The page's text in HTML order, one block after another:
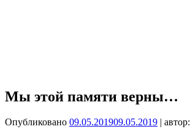
Мы этой памяти верны…
Опубликовано 09.05.201909.05.2019 | автор: